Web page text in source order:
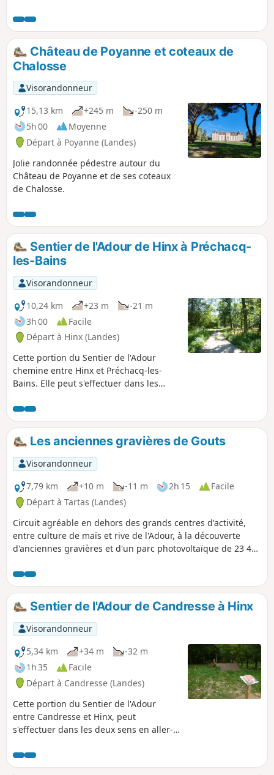
Château de Poyanne et coteaux de
Chalosse
Visorandonneur
15,13 km
+245 m
-250 m
5h 00
Moyenne
Départ à Poyanne (Landes)
Jolie randonnée pédestre autour du
Château de Poyanne et de ses coteaux
de Chalosse.
Sentier de l'Adour de Hinx à Préchacq-
les-Bains
Visorandonneur
10,24 km
+23 m
-21 m
3h 00
Facile
Départ à Hinx (Landes)
Cette portion du Sentier de l'Adour
chemine entre Hinx et Préchacq-les-
Bains. Elle peut s'effectuer dans les
simple, dans ce cas il est nécessaire de
s'organiser à deux véhicules.
Les anciennes gravières de Gouts
Visorandonneur
7,79 km
+10 m -11 m 2h 15
Facile
Départ à Tartas (Landes)
Circuit agréable en dehors des grands centres d'activité,
entre culture de maïs et rive de l'Adour, à la découverte
d'anciennes gravières et d'un parc photovoltaïque de 23 400
suite à l'abandon des gravières.
Sentier de l'Adour de Candresse à Hinx
Visorandonneur
5,34 km
+34 m
-32 m
1h 35
Facile
Départ à Candresse (Landes)
Cette portion du Sentier de l'Adour
entre Candresse et Hinx, peut
s'effectuer dans les deux sens en aller-
est nécessaire de s'organiser à deux
véhicules.